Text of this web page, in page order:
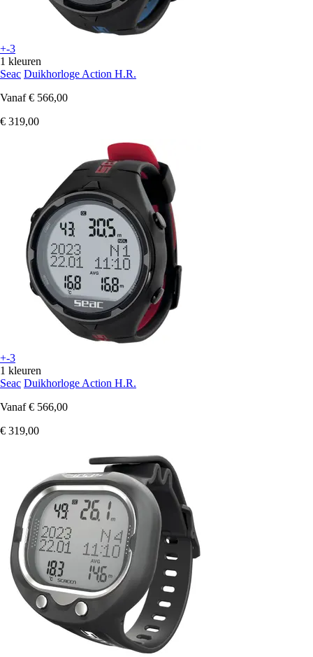
+-3
1 kleuren
Seac Duikhorloge Action H.R.
Vanaf € 566,00
€ 319,00
+-3
1 kleuren
Seac Duikhorloge Action H.R.
Vanaf € 566,00
€ 319,00